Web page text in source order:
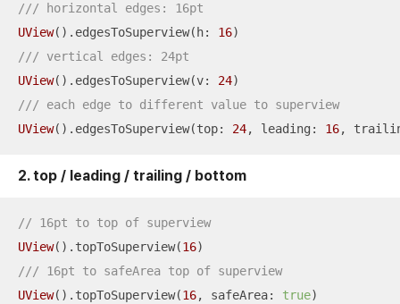
/// horizontal edges: 16pt
UView().edgesToSuperview(h: 16
/// vertical edges: 24pt
UView().edgesToSuperview(v: 24
/// each edge to different value to superview
UView().edgesToSuperview(top: 24, leading: 16,
2. top / leading / trailing / bottom
// 16pt to top of superview
UView().topToSuperview(16
/// 16pt to safeArea top of superview
UView().topToSuperview(16, safeArea: true